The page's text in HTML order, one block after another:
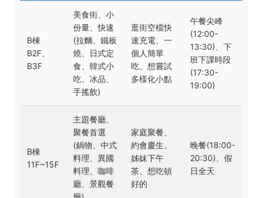
B棟
B2F、
B3F
美食街、小
份量、快速
(拉麵、鐵板
燒、日式定
食、韓式小
吃、冰品、
手搖飲)
逛街空檔快
速充電、一
個人簡單
吃、想嘗試
多樣化小點
午餐尖峰
(12:00-
13:30)、下
班下課時段
(17:30-
19:00)
B棟
11F~15F
主題餐廳、
聚餐首選
(鍋物、中式
料理、異國
料理、咖啡
廳、景觀餐
家庭聚餐、
約會慶生、
姊妹下午
茶、想吃頓
好的
晚餐(18:00-
20:30)、假
日全天